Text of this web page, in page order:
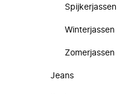
Spijkerjassen
Winterjassen
Zomerjassen
Jeans